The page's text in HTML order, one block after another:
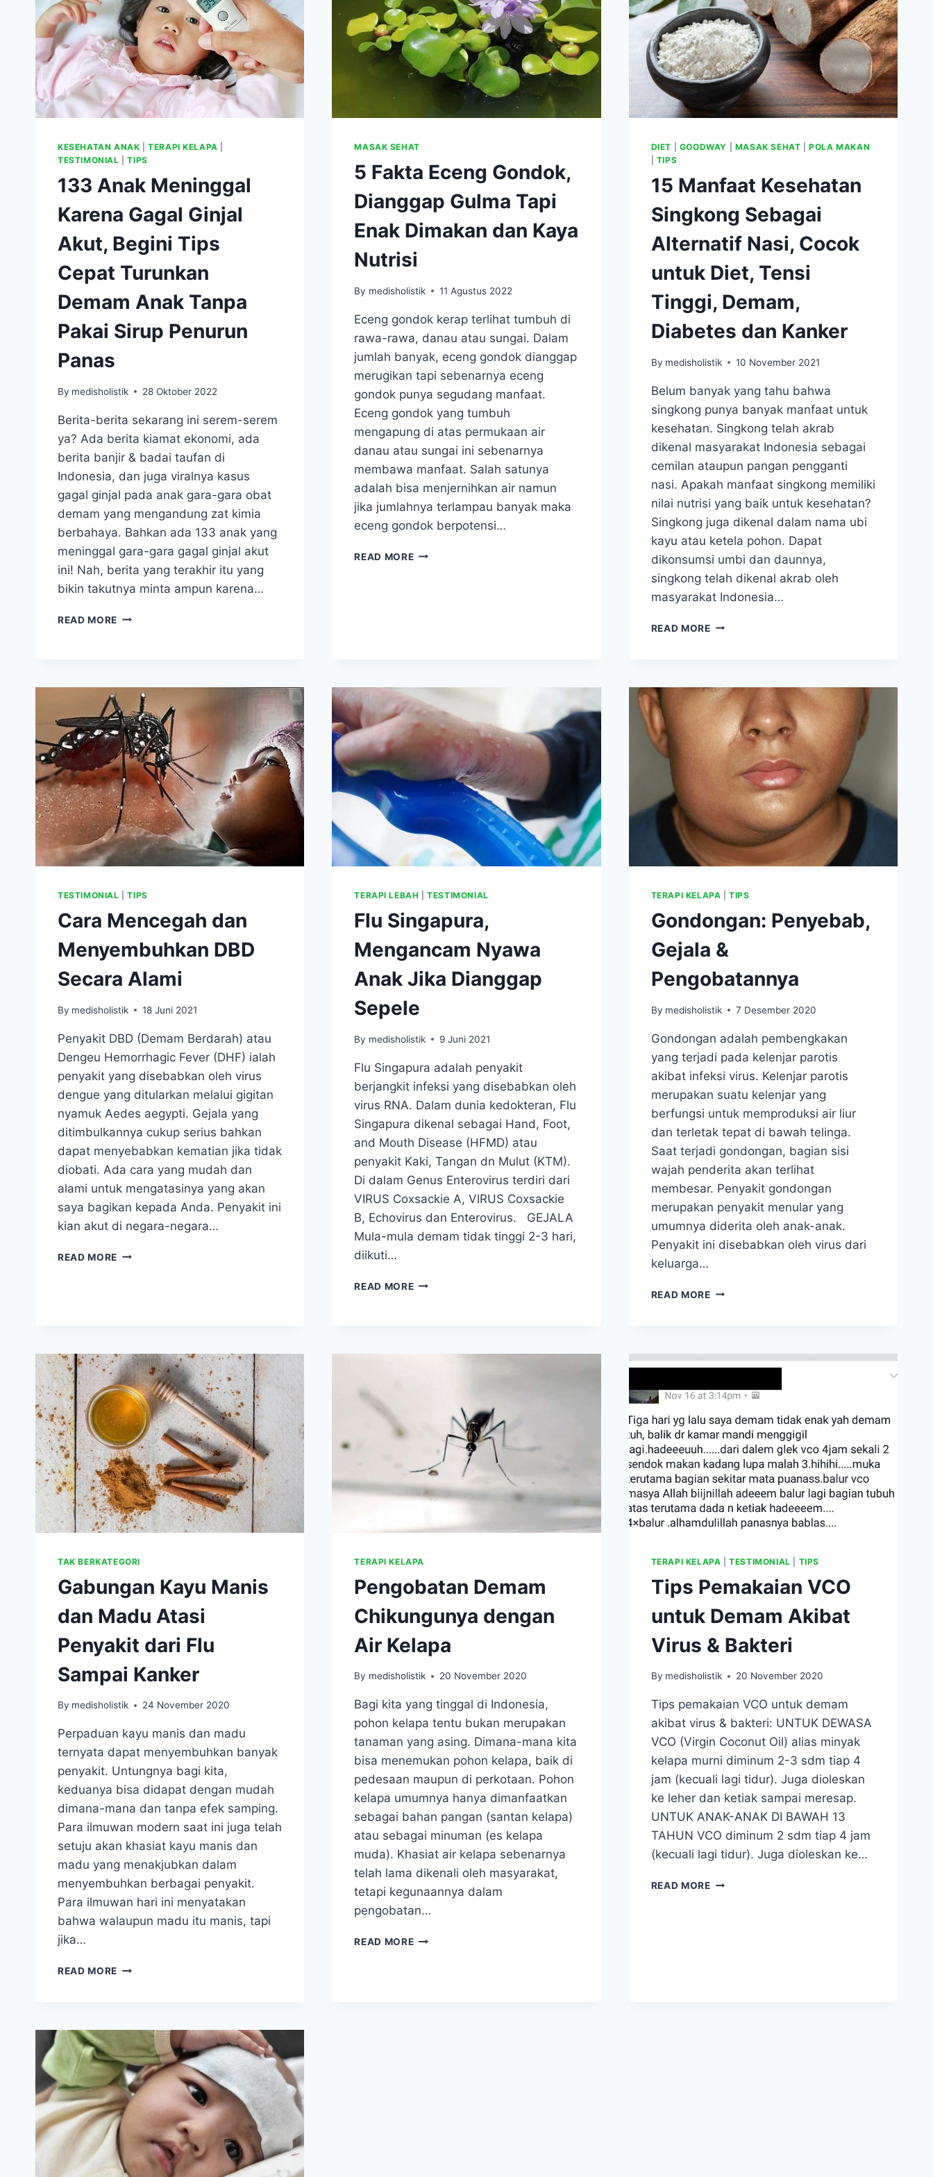
KESEHATAN ANAK |TERAPI KELAPA
TESTIMONIAL |TIPS
133 Anak Meninggal
Karena Gagal Ginjal
Akut, Begini Tips
Cepat Turunkan
Demam Anak Tanpa
Pakai Sirup Penurun
Panas
By medisholistik 28 Oktober 2022
Berita-berita sekarang ini serem-serem
ya? Ada berita kiamat ekonomi, ada
berita banjir & badai taufan di
Indonesia, dan juga viralnya kasus
gagal ginjal pada anak gara-gara obat
demam yang mengandung zat kimia
berbahaya. Bahkan ada 133 anak yang
meninggal gara-gara gagal ginjal akut
ini! Nah, berita yang terakhir itu yang
bikin takutnya minta ampun karena…
READ MORE 133
GINJAL
AKUT,
BEGINI
TIPS
CEPAT
TURUNKAN
DEMAM
ANAK
TANPA
PAKAI
SIRUP
PENURUN
PANAS
MASAK SEHAT
5 Fakta Eceng Gondok,
Dianggap Gulma Tapi
Enak Dimakan dan Kaya
Nutrisi
By medisholistik 11 Agustus 2022
Eceng gondok kerap terlihat tumbuh di
rawa-rawa, danau atau sungai. Dalam
jumlah banyak, eceng gondok dianggap
merugikan tapi sebenarnya eceng
gondok punya segudang manfaat.
Eceng gondok yang tumbuh
mengapung di atas permukaan air
danau atau sungai ini sebenarnya
membawa manfaat. Salah satunya
adalah bisa menjernihkan air namun
jika jumlahnya terlampau banyak maka
eceng gondok berpotensi…
READ MORE5
KAYA
NUTRISI
DIET GOODWAY MASAK SEHAT |POLA MAKAN
TIPS
15 Manfaat Kesehatan
Singkong Sebagai
Alternatif Nasi, Cocok
untuk Diet, Tensi
Tinggi, Demam,
Diabetes dan Kanker
By medisholistik 10 November 2021
Belum banyak yang tahu bahwa
singkong punya banyak manfaat untuk
kesehatan. Singkong telah akrab
dikenal masyarakat Indonesia sebagai
cemilan ataupun pangan pengganti
nasi. Apakah manfaat singkong memiliki
nilai nutrisi yang baik untuk kesehatan?
Singkong juga dikenal dalam nama ubi
kayu atau ketela pohon. Dapat
dikonsumsi umbi dan daunnya,
singkong telah dikenal akrab oleh
masyarakat Indonesia…
READ MORE15
ALTERNATIF
NASI,
COCOK
UNTUK
DIET,
TENSI
DIABETES
DAN
KANKER
TESTIMONIAL |TIPS
Cara Mencegah dan
Menyembuhkan DBD
Secara Alami
By medisholistik 18 Juni 2021
Penyakit DBD (Demam Berdarah) atau
Dengeu Hemorrhagic Fever (DHF) ialah
penyakit yang disebabkan oleh virus
dengue yang ditularkan melalui gigitan
nyamuk Aedes aegypti. Gejala yang
ditimbulkannya cukup serius bahkan
dapat menyebabkan kematian jika tidak
diobati. Ada cara yang mudah dan
alami untuk mengatasinya yang akan
saya bagikan kepada Anda. Penyakit ini
kian akut di negara-negara…
READ MORE CARA
TERAPI LEBAH |TESTIMONIAL
Flu Singapura,
Mengancam Nyawa
Anak Jika Dianggap
Sepele
By medisholistik 9 Juni 2021
Flu Singapura adalah penyakit
berjangkit infeksi yang disebabkan oleh
virus RNA. Dalam dunia kedokteran, Flu
Singapura dikenal sebagai Hand, Foot,
and Mouth Disease (HFMD) atau
penyakit Kaki, Tangan dn Mulut (KTM).
Di dalam Genus Enterovirus terdiri dari
VIRUS Coxsackie A, VIRUS Coxsackie
B, Echovirus dan Enterovirus. GEJALA
Mula-mula demam tidak tinggi 2-3 hari,
diikuti…
READ MOREFLU
TERAPI KELAPA |TIPS
Gondongan: Penyebab,
Gejala &
Pengobatannya
By medisholistik 7 Desember 2020
Gondongan adalah pembengkakan
yang terjadi pada kelenjar parotis
akibat infeksi virus. Kelenjar parotis
merupakan suatu kelenjar yang
berfungsi untuk memproduksi air liur
dan terletak tepat di bawah telinga.
Saat terjadi gondongan, bagian sisi
wajah penderita akan terlihat
membesar. Penyakit gondongan
merupakan penyakit menular yang
umumnya diderita oleh anak-anak.
Penyakit ini disebabkan oleh virus dari
keluarga…
READ MOREGONDONGAN:
TAK BERKATEGORI
Gabungan Kayu Manis
dan Madu Atasi
Penyakit dari Flu
Sampai Kanker
By medisholistik 24 November 2020
Perpaduan kayu manis dan madu
ternyata dapat menyembuhkan banyak
penyakit. Untungnya bagi kita,
keduanya bisa didapat dengan mudah
dimana-mana dan tanpa efek samping.
Para ilmuwan modern saat ini juga telah
setuju akan khasiat kayu manis dan
madu yang menakjubkan dalam
menyembuhkan berbagai penyakit.
Para ilmuwan hari ini menyatakan
bahwa walaupun madu itu manis, tapi
jika…
READ MORE GABUNGAN
PENYAKIT
DARI
FLU
SAMPAI
KANKER
TERAPI KELAPA
Pengobatan Demam
Chikungunya dengan
Air Kelapa
By medisholistik 20 November 2020
Bagi kita yang tinggal di Indonesia,
pohon kelapa tentu bukan merupakan
tanaman yang asing. Dimana-mana kita
bisa menemukan pohon kelapa, baik di
pedesaan maupun di perkotaan. Pohon
kelapa umumnya hanya dimanfaatkan
sebagai bahan pangan (santan kelapa)
atau sebagai minuman (es kelapa
muda). Khasiat air kelapa sebenarnya
telah lama dikenali oleh masyarakat,
tetapi kegunaannya dalam
pengobatan…
READ MOREPENGOBATAN
TERAPI KELAPA |TESTIMONIAL TIPS
Tips Pemakaian VCO
untuk Demam Akibat
Virus & Bakteri
By medisholistik 20 November 2020
Tips pemakaian VCO untuk demam
akibat virus & bakteri: UNTUK DEWASA
VCO (Virgin Coconut Oil) alias minyak
kelapa murni diminum 2-3 sdm tiap 4
jam (kecuali lagi tidur). Juga dioleskan
ke leher dan ketiak sampai meresap.
UNTUK ANAK-ANAK DI BAWAH 13
TAHUN VCO diminum 2 sdm tiap 4 jam
(kecuali lagi tidur). Juga dioleskan ke…
READ MORETIPS